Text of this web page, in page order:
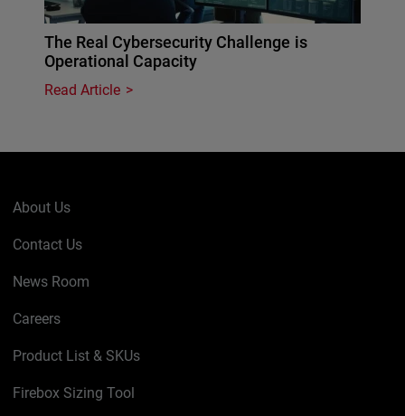
The Real Cybersecurity Challenge is
Operational Capacity
Read Article
About Us
Contact Us
News Room
Careers
Product List & SKUs
Firebox Sizing Tool